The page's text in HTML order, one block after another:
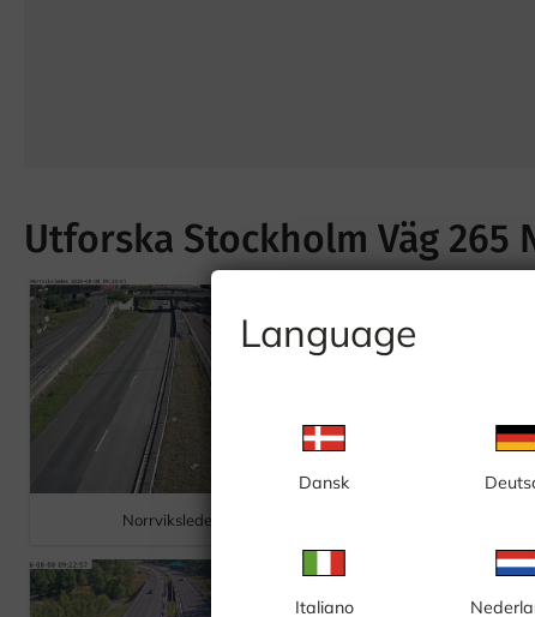
Language
Dansk
Italiano
Utforska Stockholm Väg 265
Norrviksleden